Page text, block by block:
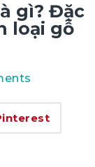
gì? Đặc
loại gỗ